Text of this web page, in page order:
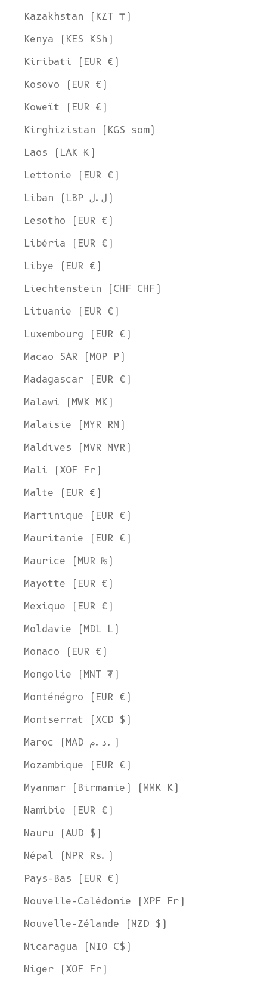
Kazakhstan (KZT ₸)
Kenya (KES KSh)
Kiribati (EUR €)
Kosovo (EUR €)
Koweït (EUR €)
Kirghizistan (KGS som)
Laos (LAK ₭)
Lettonie (EUR €)
Liban (LBP ل.ل)
Lesotho (EUR €)
Libéria (EUR €)
Libye (EUR €)
Liechtenstein (CHF CHF)
Lituanie (EUR €)
Luxembourg (EUR €)
Macao SAR (MOP P)
Madagascar (EUR €)
Malawi (MWK MK)
Malaisie (MYR RM)
Maldives (MVR MVR)
Mali (XOF Fr)
Malte (EUR €)
Martinique (EUR €)
Mauritanie (EUR €)
Maurice (MUR ₨)
Mayotte (EUR €)
Mexique (EUR €)
Moldavie (MDL L)
Monaco (EUR €)
Mongolie (MNT ₮)
Monténégro (EUR €)
Montserrat (XCD $)
Maroc (MAD د.م.)
Mozambique (EUR €)
Myanmar (Birmanie) (MMK K)
Namibie (EUR €)
Nauru (AUD $)
Népal (NPR Rs.)
Pays-Bas (EUR €)
Nouvelle-Calédonie (XPF Fr)
Nouvelle-Zélande (NZD $)
Nicaragua (NIO C$)
Niger (XOF Fr)